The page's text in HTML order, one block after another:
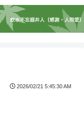
2026/02/21 5:45:30 AM